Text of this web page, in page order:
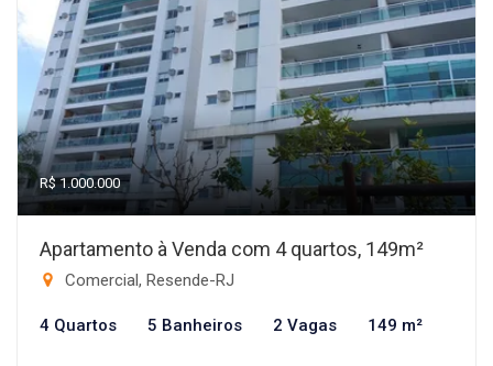
R$ 1.000.000
Apartamento à Venda com 4 quartos, 149m²
Comercial, Resende-RJ
4 Quartos 5 Banheiros 2 Vagas 149 m²